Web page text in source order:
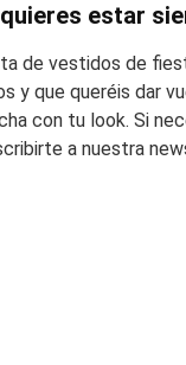
estar
de vestidos de
y que queréis dar
con tu look. Si
a nuestra